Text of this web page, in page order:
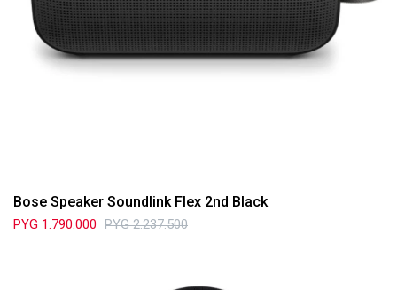
Bose Speaker Soundlink Flex 2nd Black
PYG 1.790.000 PYG 2.237.500